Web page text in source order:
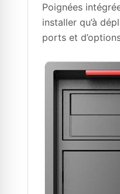
Poignées
installer qu’à
ports et